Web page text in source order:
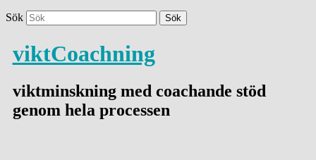
Sök
viktCoachning
viktminskning med coachande stöd
genom hela processen